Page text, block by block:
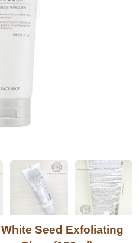
Seed Exfoliating